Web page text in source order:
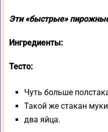
Эти «быстрые»
Ингредиенты:
Тесто:
Чуть больше
Такой же стакан
два яйца.